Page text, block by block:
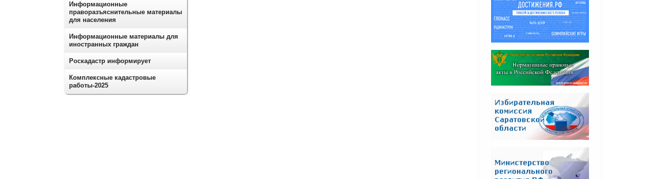
Информационные
праворазъяснительные материалы
для населения
Информационные материалы для
иностранных граждан
Роскадастр информирует
Комплексные кадастровые
работы-2025